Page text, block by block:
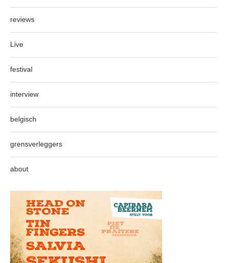
reviews
Live
festival
interview
belgisch
grensverleggers
about